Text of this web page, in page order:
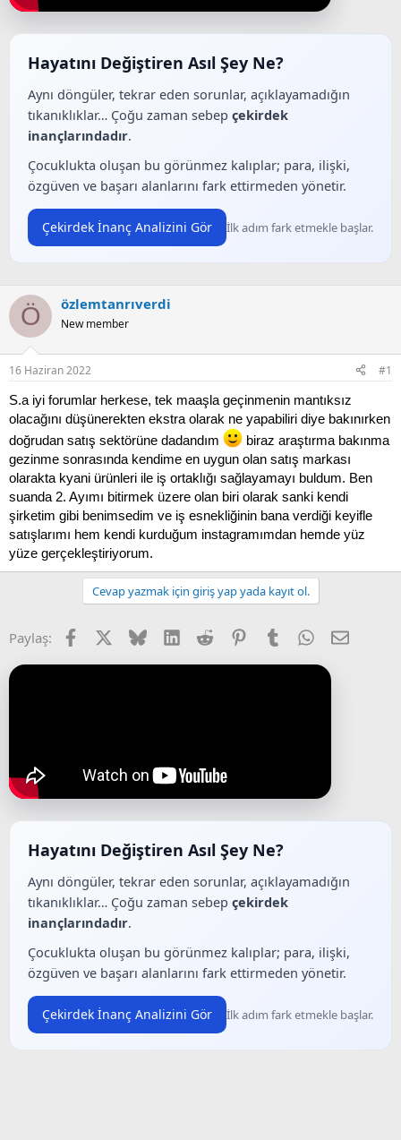
a
n
a
h
i
Hayatını Değiştiren Asıl Şey Ne?
Aynı döngüler, tekrar eden sorunlar, açıklayamadığın
tıkanıklıklar… Çoğu zaman sebep çekirdek
inançlarındadır.
Çocuklukta oluşan bu görünmez kalıplar; para, ilişki,
özgüven ve başarı alanlarını fark ettirmeden yönetir.
Çekirdek İnanç Analizini Gör İlk adım fark etmekle başlar.
Ö özlemtanrıverdi
New member
16 Haziran 2022
#1
S.a iyi forumlar herkese, tek maaşla geçinmenin mantıksız
olacağını düşünerekten ekstra olarak ne yapabiliri diye bakınırken
doğrudan satış sektörüne dadandım
biraz araştırma bakınma
gezinme sonrasında kendime en uygun olan satış markası
olarakta kyani ürünleri ile iş ortaklığı sağlayamayı buldum. Ben
suanda 2. Ayımı bitirmek üzere olan biri olarak sanki kendi
şirketim gibi benimsedim ve iş esnekliğinin bana verdiği keyifle
satışlarımı hem kendi kurduğum instagramımdan hemde yüz
yüze gerçekleştiriyorum.
Cevap yazmak için giriş yap yada kayıt ol.
Paylaş: FacebookX (Twitter)
BlueskyLinkedInReddit PinterestTumblr WhatsApp
E-posta
Hayatını Değiştiren Asıl Şey Ne?
Aynı döngüler, tekrar eden sorunlar, açıklayamadığın
tıkanıklıklar… Çoğu zaman sebep çekirdek
inançlarındadır.
Çocuklukta oluşan bu görünmez kalıplar; para, ilişki,
özgüven ve başarı alanlarını fark ettirmeden yönetir.
Çekirdek İnanç Analizini Gör İlk adım fark etmekle başlar.